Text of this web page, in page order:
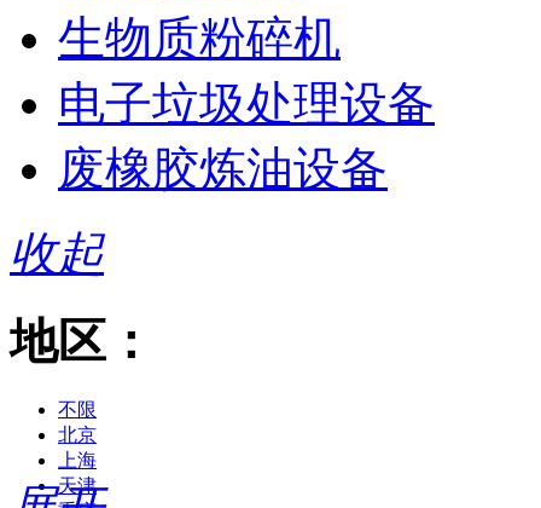
生物质粉碎机
电子垃圾处理设备
废橡胶炼油设备
收起
地区：
不限
北京
上海
天津